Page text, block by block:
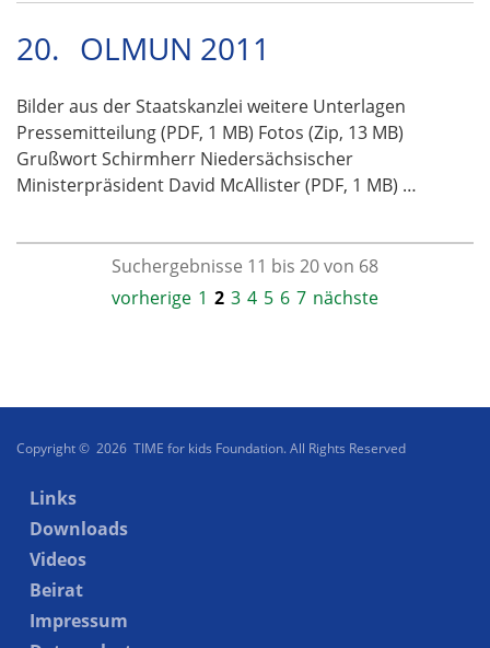
20. OLMUN 2011
Bilder aus der Staatskanzlei weitere Unterlagen
Pressemitteilung (PDF, 1 MB) Fotos (Zip, 13 MB)
Grußwort Schirmherr Niedersächsischer
Ministerpräsident David McAllister (PDF, 1 MB) …
Suchergebnisse 11 bis 20 von 68
vorherige 1 2 3 4 5 6 7 nächste
Copyright © 2026 TIME for kids Foundation. All Rights Reserved
Links
Downloads
Videos
Beirat
Impressum